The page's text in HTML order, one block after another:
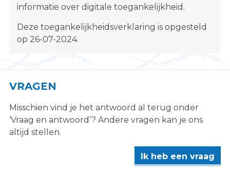
informatie over digitale toegankelijkheid.
Deze toegankelijkheidsverklaring is opgesteld
op 26-07-2024.
VRAGEN
Misschien vind je het antwoord al terug onder
‘Vraag en antwoord’? Andere vragen kan je ons
altijd stellen.
Ik heb een vraag